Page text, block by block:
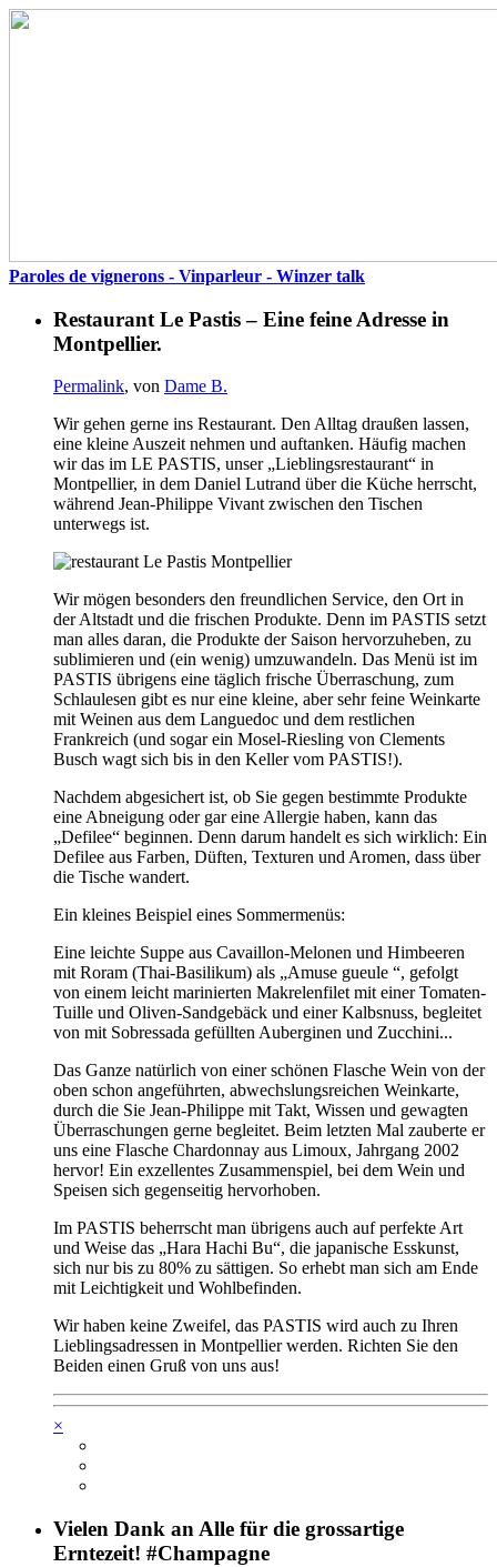
Paroles de vignerons - Vinparleur - Winzer talk
Restaurant Le Pastis – Eine feine Adresse in
Montpellier.
Permalink, von Dame B.
Wir gehen gerne ins Restaurant. Den Alltag draußen lassen,
eine kleine Auszeit nehmen und auftanken. Häufig machen
wir das im LE PASTIS, unser „Lieblingsrestaurant“ in
Montpellier, in dem Daniel Lutrand über die Küche herrscht,
während Jean-Philippe Vivant zwischen den Tischen
unterwegs ist.
Wir mögen besonders den freundlichen Service, den Ort in
der Altstadt und die frischen Produkte. Denn im PASTIS setzt
man alles daran, die Produkte der Saison hervorzuheben, zu
sublimieren und (ein wenig) umzuwandeln. Das Menü ist im
PASTIS übrigens eine täglich frische Überraschung, zum
Schlaulesen gibt es nur eine kleine, aber sehr feine Weinkarte
mit Weinen aus dem Languedoc und dem restlichen
Frankreich (und sogar ein Mosel-Riesling von Clements
Busch wagt sich bis in den Keller vom PASTIS!).
Nachdem abgesichert ist, ob Sie gegen bestimmte Produkte
eine Abneigung oder gar eine Allergie haben, kann das
„Defilee“ beginnen. Denn darum handelt es sich wirklich: Ein
Defilee aus Farben, Düften, Texturen und Aromen, dass über
die Tische wandert.
Ein kleines Beispiel eines Sommermenüs:
Eine leichte Suppe aus Cavaillon-Melonen und Himbeeren
mit Roram (Thai-Basilikum) als „Amuse gueule “, gefolgt
von einem leicht marinierten Makrelenfilet mit einer Tomaten-
Tuille und Oliven-Sandgebäck und einer Kalbsnuss, begleitet
von mit Sobressada gefüllten Auberginen und Zucchini...
Das Ganze natürlich von einer schönen Flasche Wein von der
oben schon angeführten, abwechslungsreichen Weinkarte,
durch die Sie Jean-Philippe mit Takt, Wissen und gewagten
Überraschungen gerne begleitet. Beim letzten Mal zauberte er
uns eine Flasche Chardonnay aus Limoux, Jahrgang 2002
hervor! Ein exzellentes Zusammenspiel, bei dem Wein und
Speisen sich gegenseitig hervorhoben.
Im PASTIS beherrscht man übrigens auch auf perfekte Art
und Weise das „Hara Hachi Bu“, die japanische Esskunst,
sich nur bis zu 80% zu sättigen. So erhebt man sich am Ende
mit Leichtigkeit und Wohlbefinden.
Wir haben keine Zweifel, das PASTIS wird auch zu Ihren
Lieblingsadressen in Montpellier werden. Richten Sie den
Beiden einen Gruß von uns aus!
×
Vielen Dank an Alle für die grossartige
Erntezeit! #Champagne